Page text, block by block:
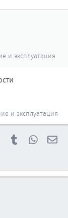
и эксплуатация
и эксплуатация
PinterestTumblr